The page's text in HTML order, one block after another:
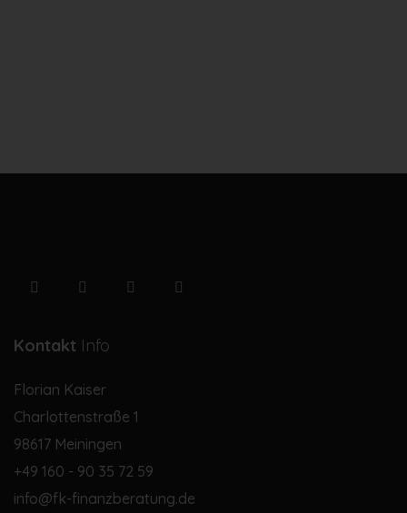
Kontakt Info
Florian Kaiser
Charlottenstraße 1
98617 Meiningen
+49 160 - 90 35 72 59
info@fk-finanzberatung.de